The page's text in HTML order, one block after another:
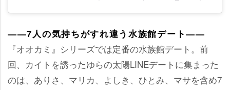
――7人の気持ちがすれ違う水族館デート――
『オオカミ』シリーズでは定番の水族館デート。前
回、カイトを誘ったゆらの太陽LINEデートに集まった
のは、ありさ、マリカ、よしき、ひとみ、マサを含め7